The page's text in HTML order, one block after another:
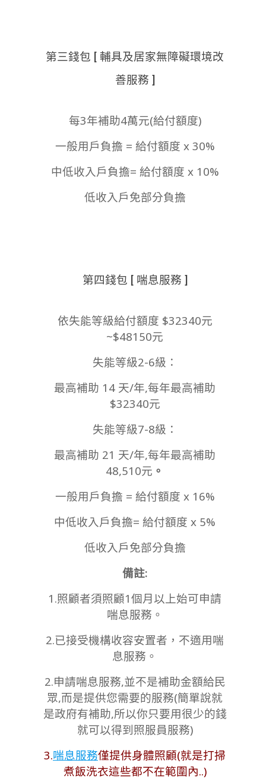
第三錢包 [ 輔具及居家無障礙環境改
善服務 ]
每3年補助4萬元(給付額度)
一般用戶負擔 = 給付額度 x 30%
中低收入戶負擔= 給付額度 x 10%
低收入戶免部分負擔
第四錢包 [ 喘息服務 ]
依失能等級給付額度 $32340元
~$48150元
失能等級2-6級：
最高補助 14 天/年,每年最高補助
$32340元
失能等級7-8級：
最高補助 21 天/年,每年最高補助
48,510元 。
一般用戶負擔 = 給付額度 x 16%
中低收入戶負擔= 給付額度 x 5%
低收入戶免部分負擔
備註:
1.照顧者須照顧1個月以上始可申請
喘息服務。
2.已接受機構收容安置者，不適用喘
息服務。
2.申請喘息服務,並不是補助金額給民
眾,而是提供您需要的服務(簡單說就
是政府有補助,所以你只要用很少的錢
就可以得到照服員服務)
3.喘息服務僅提供身體照顧(就是打掃
煮飯洗衣這些都不在範圍內..)